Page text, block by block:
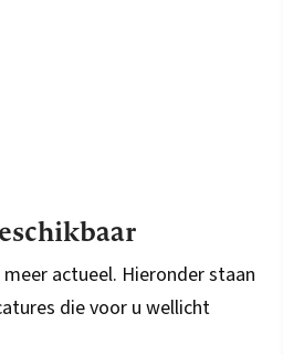
actueel. Hieronder staan
die voor u wellicht